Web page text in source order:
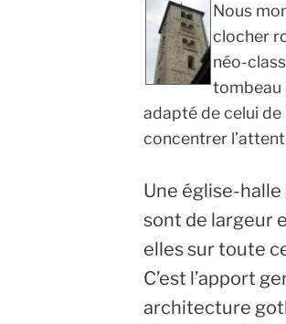
Nous
clocher
néo-
tombeau
adapté de celui de
concentrer
Une église-
sont de largeur
elles sur toute
C’est l’apport
architecture